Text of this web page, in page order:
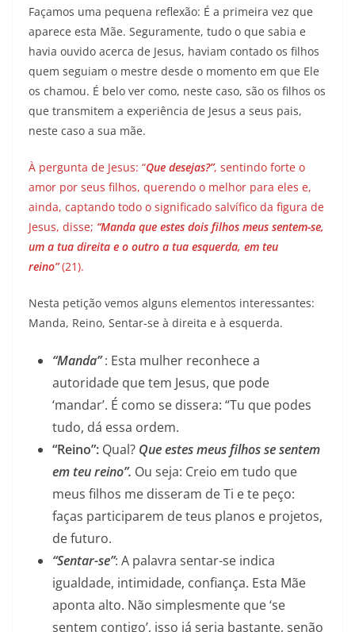
Façamos uma pequena reflexão: É a primeira vez que
aparece esta Mãe. Seguramente, tudo o que sabia e
havia ouvido acerca de Jesus, haviam contado os filhos
quem seguiam o mestre desde o momento em que Ele
os chamou. É belo ver como, neste caso, são os filhos os
que transmitem a experiência de Jesus a seus pais,
neste caso a sua mãe.
À pergunta de Jesus: “Que desejas?”, sentindo forte o
amor por seus filhos, querendo o melhor para eles e,
ainda, captando todo o significado salvífico da figura de
Jesus, disse; “Manda que estes dois filhos meus sentem-se,
um a tua direita e o outro a tua esquerda, em teu
reino”(21).
Nesta petição vemos alguns elementos interessantes:
Manda, Reino, Sentar-se à direita e à esquerda.
“Manda”: Esta mulher reconhece a
autoridade que tem Jesus, que pode
‘mandar’. É como se dissera: “Tu que podes
tudo, dá essa ordem.
“Reino”: Qual? Que estes meus filhos se sentem
em teu reino”. Ou seja: Creio em tudo que
meus filhos me disseram de Ti e te peço:
faças participarem de teus planos e projetos,
de futuro.
“Sentar-se”: A palavra sentar-se indica
igualdade, intimidade, confiança. Esta Mãe
aponta alto. Não simplesmente que ‘se
sentem contigo’, isso já seria bastante, senão